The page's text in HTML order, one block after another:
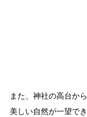
また、神社の高台か
美しい自然が一望でき